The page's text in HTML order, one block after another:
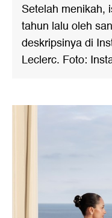
Setelah menikah,
tahun lalu oleh
deskripsinya di
Leclerc. Foto: